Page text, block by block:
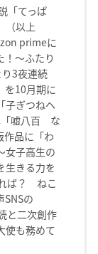
「てっぱ
（以上
primeに
！〜ふたり
3夜連続
を10月期に
子ぎつねヘ
「嘘八百 な
作品に「わ
女子高生の
生きる力を
ば？ ねこ
SNSの
と二次創作
使も務めて